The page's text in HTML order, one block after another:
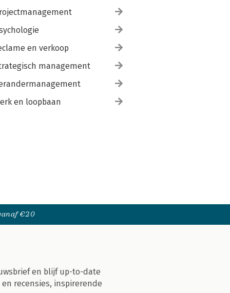
en verkoop
management
en loopbaan
€20
en blijf up-to-date
recensies, inspirerende